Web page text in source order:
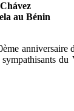
au Bénin